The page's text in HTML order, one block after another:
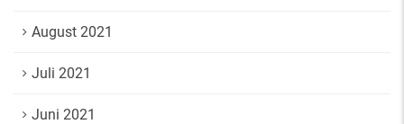
August 2021
Juli 2021
Juni 2021